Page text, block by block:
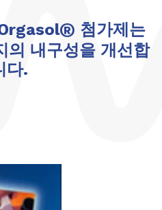
® 첨가제는
의 내구성을 개선합
다.